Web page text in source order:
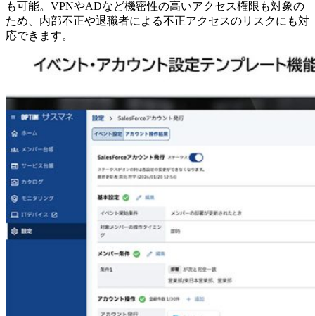
も可能。VPNやADなど機密性の高いアクセス権限も対象の
ため、内部不正や退職者による不正アクセスのリスクにも対
応できます。